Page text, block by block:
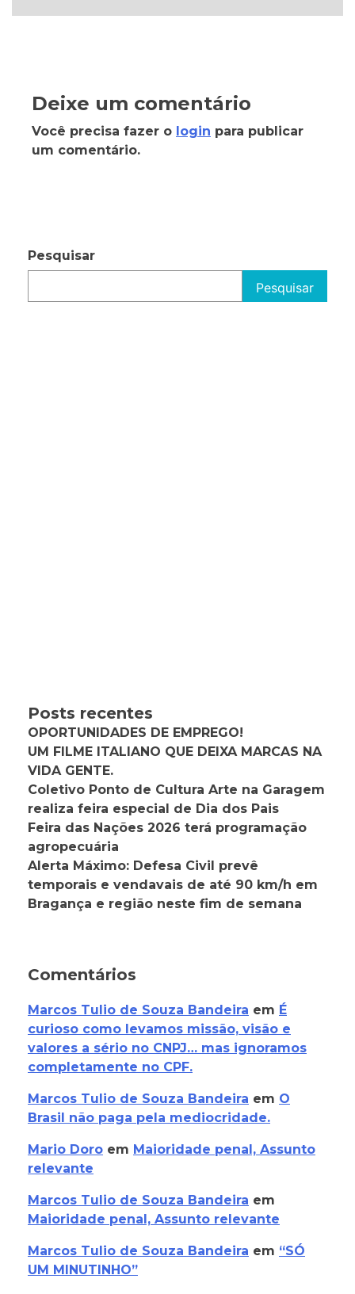
Deixe um comentário
Você precisa fazer o login para publicar
um comentário.
Pesquisar
Pesquisar
Posts recentes
OPORTUNIDADES DE EMPREGO!
UM FILME ITALIANO QUE DEIXA MARCAS NA
VIDA GENTE.
Coletivo Ponto de Cultura Arte na Garagem
realiza feira especial de Dia dos Pais
Feira das Nações 2026 terá programação
agropecuária
Alerta Máximo: Defesa Civil prevê
temporais e vendavais de até 90 km/h em
Bragança e região neste fim de semana
Comentários
Marcos Tulio de Souza Bandeira em É
curioso como levamos missão, visão e
valores a sério no CNPJ… mas ignoramos
completamente no CPF.
Marcos Tulio de Souza Bandeira em O
Brasil não paga pela mediocridade.
Mario Doro em Maioridade penal, Assunto
relevante
Marcos Tulio de Souza Bandeira em
Maioridade penal, Assunto relevante
Marcos Tulio de Souza Bandeira em “SÓ
UM MINUTINHO”